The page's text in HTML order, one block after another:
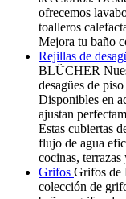
ofrecemos
toalleros
Mejora tu baño
Rejillas de
BLÜCHER
desagües de
Disponibles en
ajustan
Estas cubiertas
flujo de agua
cocinas, terrazas
Grifos Grifos de
colección de